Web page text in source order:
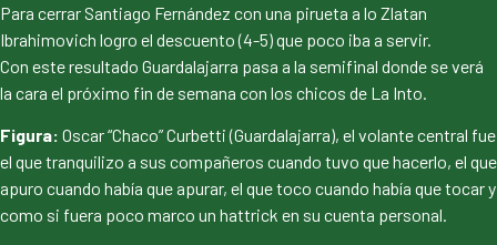
Para cerrar Santiago Fernández con una pirueta a lo Zlatan
Ibrahimovich logro el descuento (4-5) que poco iba a servir.
Con este resultado Guardalajarra pasa a la semifinal donde se verá
la cara el próximo fin de semana con los chicos de La Into.
Figura: Oscar “Chaco” Curbetti (Guardalajarra), el volante central fue
el que tranquilizo a sus compañeros cuando tuvo que hacerlo, el que
apuro cuando había que apurar, el que toco cuando había que tocar y
como si fuera poco marco un hattrick en su cuenta personal.